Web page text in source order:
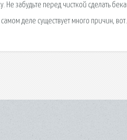
Не забудьте перед чисткой сделать
самом деле существует много причин, вот.